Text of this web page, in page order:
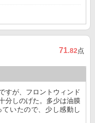
71.82点
すが、フロントウィンド
分しのげた。多少は油膜
いたので、少し感動し